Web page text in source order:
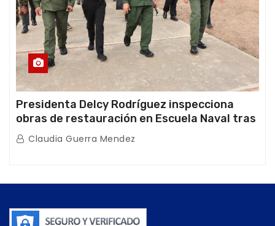
Presidenta Delcy Rodríguez inspecciona
obras de restauración en Escuela Naval tras
afectaciones sísmicas en La Guaira
Claudia Guerra Mendez